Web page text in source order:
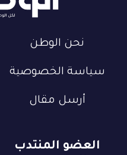
نحن الوطن
سياسة الخصوصية
أرسل مقال
العضو المنتدب